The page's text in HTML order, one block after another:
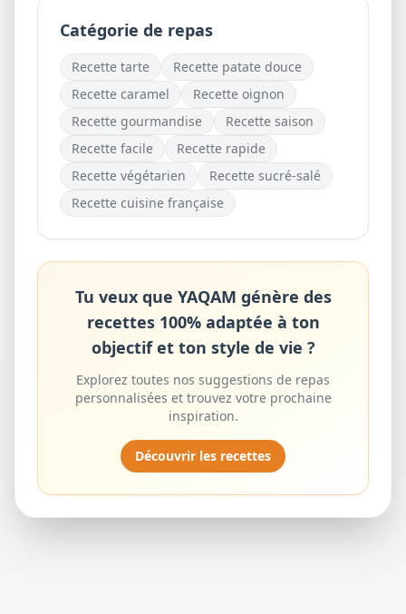
Je crée mon compte
gratuitement
Catégorie de repas
Recette tarte Recette patate douce
Recette caramel Recette oignon
Recette gourmandise Recette saison
Recette facile Recette rapide
Recette végétarien Recette sucré-salé
Recette cuisine française
Tu veux que YAQAM génère des
recettes 100% adaptée à ton
objectif et ton style de vie ?
Explorez toutes nos suggestions de repas
personnalisées et trouvez votre prochaine
inspiration.
Découvrir les recettes